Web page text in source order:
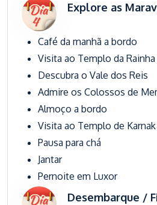
Explore as
Café da manhã a bordo
Visita ao Templo da
Descubra o Vale dos Reis
Admire os Colossos de
Almoço a bordo
Visita ao Templo de Karnak
Pausa para chá
Jantar
Pernoite em Luxor
Desembarque /